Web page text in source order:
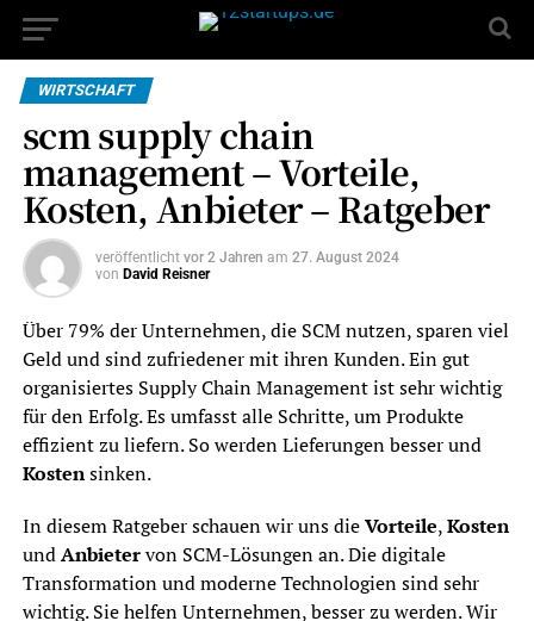
WIRTSCHAFT
scm supply chain
management – Vorteile,
Kosten, Anbieter – Ratgeber
veröffentlicht vor 2 Jahren am 27. August 2024
von David Reisner
Über 79% der Unternehmen, die SCM nutzen, sparen viel
Geld und sind zufriedener mit ihren Kunden. Ein gut
organisiertes Supply Chain Management ist sehr wichtig
für den Erfolg. Es umfasst alle Schritte, um Produkte
effizient zu liefern. So werden Lieferungen besser und
Kostensinken.
In diesem Ratgeber schauen wir uns dieVorteile,Kosten
undAnbietervon SCM-Lösungen an. Die digitale
Transformation und moderne Technologien sind sehr
wichtig. Sie helfen Unternehmen, besser zu werden. Wir